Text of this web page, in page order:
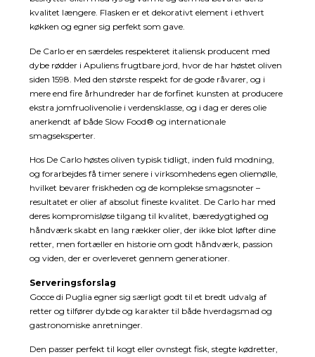
kvalitet længere. Flasken er et dekorativt element i ethvert
køkken og egner sig perfekt som gave.
De Carlo er en særdeles respekteret italiensk producent med
dybe rødder i Apuliens frugtbare jord, hvor de har høstet oliven
siden 1598. Med den største respekt for de gode råvarer, og i
mere end fire århundreder har de forfinet kunsten at producere
ekstra jomfruolivenolie i verdensklasse, og i dag er deres olie
anerkendt af både Slow Food® og internationale
smagseksperter.
Hos De Carlo høstes oliven typisk tidligt, inden fuld modning,
og forarbejdes få timer senere i virksomhedens egen oliemølle,
hvilket bevarer friskheden og de komplekse smagsnoter –
resultatet er olier af absolut fineste kvalitet. De Carlo har med
deres kompromisløse tilgang til kvalitet, bæredygtighed og
håndværk skabt en lang rækker olier, der ikke blot løfter dine
retter, men fortæller en historie om godt håndværk, passion
og viden, der er overleveret gennem generationer.
Serveringsforslag
Gocce di Puglia egner sig særligt godt til et bredt udvalg af
retter og tilfører dybde og karakter til både hverdagsmad og
gastronomiske anretninger.
Den passer perfekt til kogt eller ovnstegt fisk, stegte kødretter,